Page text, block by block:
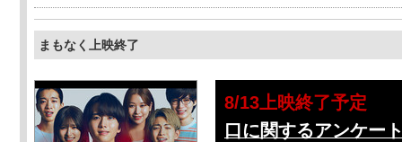
まもなく上映終了
8/13上映終了予定
口に関するアンケー